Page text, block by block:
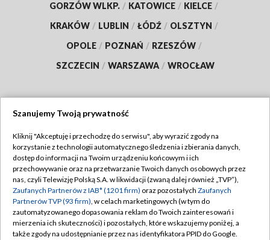
GORZÓW WLKP. / KATOWICE / KIELCE /
KRAKÓW / LUBLIN / ŁÓDŹ / OLSZTYN /
OPOLE / POZNAŃ / RZESZÓW /
SZCZECIN / WARSZAWA / WROCŁAW
TVP
Abonament TVP
Emisja w TVP
Centrum informacji TVP
Naziemna Telewizja Cyfrowa
Regulamin TVP
Polityka prywatności
Moje zgody
Pomoc
Szanujemy Twoją prywatność
Kliknij "Akceptuję i przechodzę do serwisu", aby wyrazić zgody na
korzystanie z technologii automatycznego śledzenia i zbierania danych,
dostęp do informacji na Twoim urządzeniu końcowym i ich
przechowywanie oraz na przetwarzanie Twoich danych osobowych przez
nas, czyli Telewizję Polską S.A. w likwidacji (zwaną dalej również „TVP”),
Zaufanych Partnerów z IAB* (1201 firm) oraz pozostałych Zaufanych
Partnerów TVP (93 firm), w celach marketingowych (w tym do
zautomatyzowanego dopasowania reklam do Twoich zainteresowań i
mierzenia ich skuteczności) i pozostałych, które wskazujemy poniżej, a
także zgody na udostępnianie przez nas identyfikatora PPID do Google.